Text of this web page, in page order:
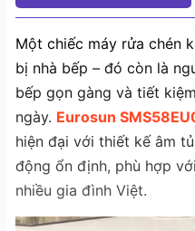
Một chiếc máy rửa chén
bị nhà bếp – đó còn là
bếp gọn gàng và tiết
ngày. Eurosun
hiện đại với thiết kế âm
động ổn định, phù hợp
nhiều gia đình Việt.